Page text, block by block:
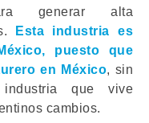
generar alta
Esta industria es
puesto que
en México, sin
que vive
cambios.